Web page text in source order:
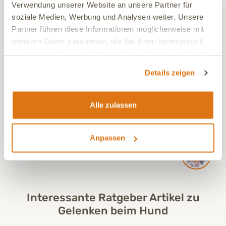
Verwendung unserer Website an unsere Partner für
soziale Medien, Werbung und Analysen weiter. Unsere
Partner führen diese Informationen möglicherweise mit
weiteren Daten zusammen, die Sie ihnen bereitgestellt
Details zeigen
Alle zulassen
Anpassen
Deinen Termin vor. Im 30‑minütigen Gespräch per
Anschluss erhältst Du einen individuell
ausgearbeiteten Gesundheitsplan für Dein Tier.“
Jetzt Termin buchen
Tierärztin Jessica Krockhaus
Interessante Ratgeber Artikel zu
Gelenken beim Hund